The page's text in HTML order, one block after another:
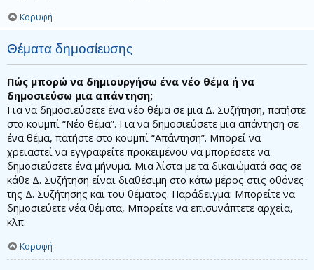
Κορυφή
Θέματα δημοσίευσης
Πώς μπορώ να δημιουργήσω ένα νέο θέμα ή να
δημοσιεύσω μια απάντηση;
Για να δημοσιεύσετε ένα νέο θέμα σε μια Δ. Συζήτηση, πατήστε
στο κουμπί “Νέο θέμα”. Για να δημοσιεύσετε μια απάντηση σε
ένα θέμα, πατήστε στο κουμπί “Απάντηση”. Μπορεί να
χρειαστεί να εγγραφείτε προκειμένου να μπορέσετε να
δημοσιεύσετε ένα μήνυμα. Μια λίστα με τα δικαιώματά σας σε
κάθε Δ. Συζήτηση είναι διαθέσιμη στο κάτω μέρος στις οθόνες
της Δ. Συζήτησης και του θέματος. Παράδειγμα: Μπορείτε να
δημοσιεύετε νέα θέματα, Μπορείτε να επισυνάπτετε αρχεία,
κλπ.
Κορυφή